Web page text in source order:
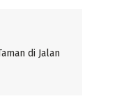
di Jalan